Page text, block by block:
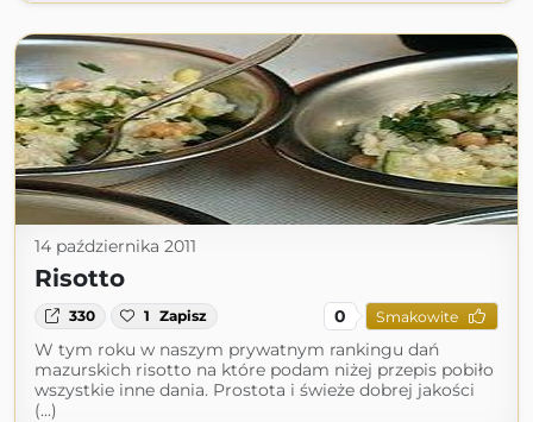
14 października 2011
Risotto
330 1 Zapisz 0 Smakowite
W tym roku w naszym prywatnym rankingu dań
mazurskich risotto na które podam niżej przepis pobiło
wszystkie inne dania. Prostota i świeże dobrej jakości
(...)